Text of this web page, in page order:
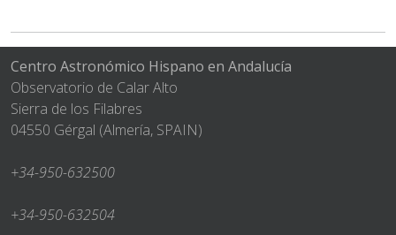
Centro Astronómico Hispano en Andalucía
Observatorio de Calar Alto
Sierra de los Filabres
04550 Gérgal (Almería, SPAIN)
+34-950-632500
+34-950-632504